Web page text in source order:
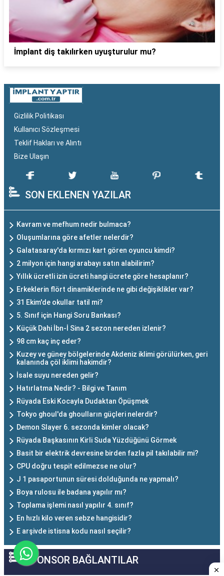
İmplant diş takılırken uyuşturulur mu?
Gizlilik Politikası
Kullanıcı Sözleşmesi
Teklif Hakları ve Alıntı
Bize Ulaşın
SON EKLENEN YAZILAR
Kavram ve mefhum nedir bulmaca?
Oluşumlarına göre afetler nelerdir?
Galatasaray'da kırmızı kart gören oyuncu kimdi?
2 milyon için hangi arabayı satın alabilirim?
Yıllık ücretli izin ücreti hangi ücrete göre hesaplanır?
Erkeklerin flört dinamiklerinde ne gibi değişiklikler var?
31 Ekim'de okullar tatil mi?
5. Sınıf için Hangi Soru Bankası?
Küçük Dahi İbn-İ Sina 2 sezon nereden izlenir?
98 cm kaç inç eder?
Kuzey ve güney bölgelerinde Akdeniz iklimi görülürken, geri
kalanında çöl iklimi hakimdir?
İsale suyu nereden gelir?
Hatırlatma Nedir? - Bilgi ve Tanım
Rüyada Eski Kocayla Dudaktan Öpüşmek
Tokyo ghoul'da ghoulların güçleri nelerdir?
Demon Slayer 6. sezonda kimler olacak?
Rüyada Başkasının Kirli Suda Yüzdüğünü Görmek
Basit bir elektrik devresine birden fazla pil takılabilir mi?
CPU doğru tespit edilmezse ne olur?
J 1 pasaportunun süresi dolduğunda ne yapmalı?
Boya rulosu ile badana yapılır mı?
Toplama işlemi nasıl yapılır 4. sınıf?
En hızlı kilo veren sebze hangisidir?
E arşivde istisna kodu nasıl seçilir?
SPONSOR BAĞLANTILAR